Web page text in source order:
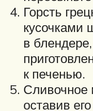
Горсть
кусочками
в
к печенью.
Сливочное
оставив